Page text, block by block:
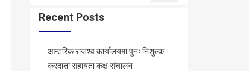
Recent Posts
आन्तरिक राजश्व कार्यालयमा पुनः निशुल्क
करदाता सहायता कक्ष संचालन